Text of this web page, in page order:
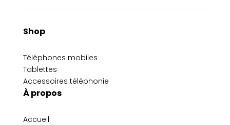
Shop
Téléphones mobiles
Tablettes
Accessoires téléphonie
À propos
Accueil